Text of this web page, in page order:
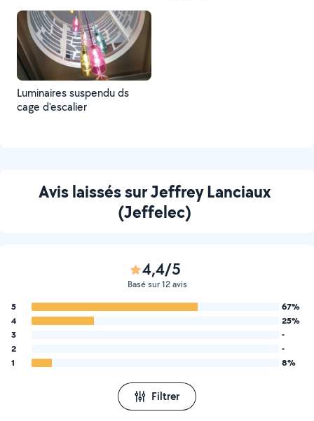
Luminaires suspendu ds
cage d'escalier
Avis laissés sur Jeffrey Lanciaux
(Jeffelec)
4,4/5
Basé sur 12 avis
5
67%
4
25%
3
-
2
-
1
8%
Filtrer